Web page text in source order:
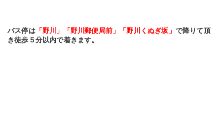
バス停は「野川」「野川郵便局前」「野川くぬぎ坂」 で降りて頂
き徒歩５分以内で着きます。